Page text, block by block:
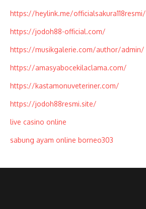
https://heylink.me/officialsakura118resmi/
https://jodoh88-official.com/
https://musikgalerie.com/author/admin/
https://amasyabocekilaclama.com/
https://kastamonuveteriner.com/
https://jodoh88resmi.site/
live casino online
sabung ayam online borneo303